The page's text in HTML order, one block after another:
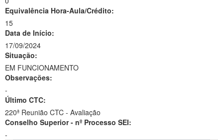
Equivalência Hora-Aula/Crédito:
15
Data de Início:
17/09/2024
Situação:
EM FUNCIONAMENTO
Observações:
-
Último CTC:
220ª Reunião CTC - Avaliação
Conselho Superior - nº Processo SEI:
-